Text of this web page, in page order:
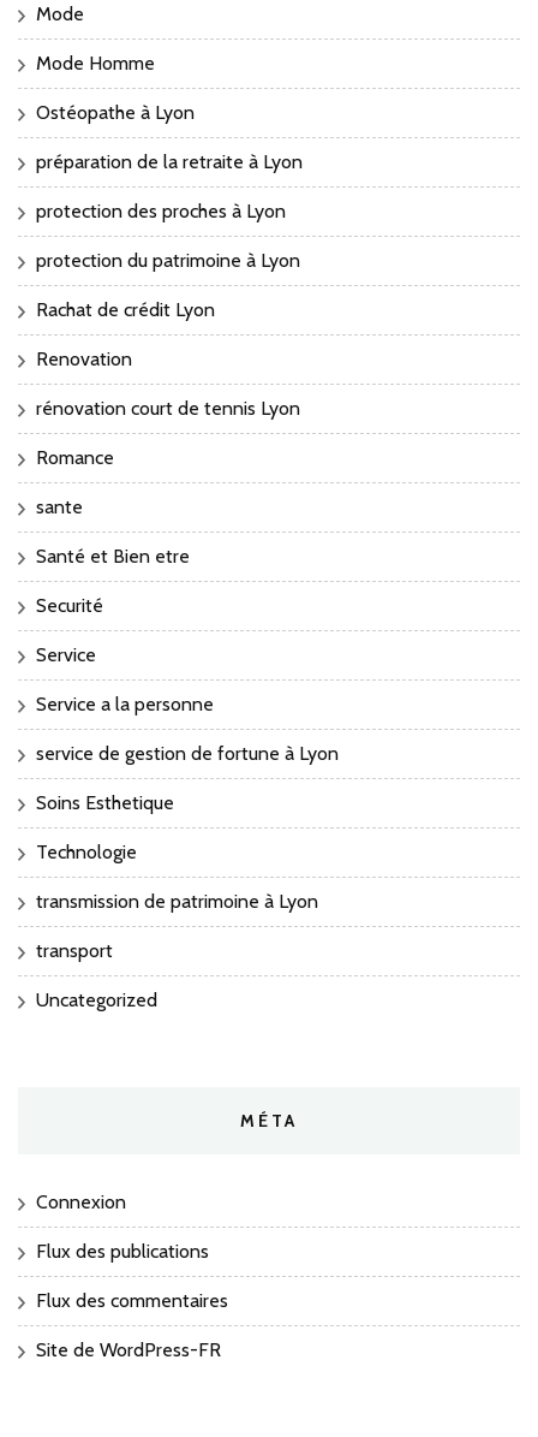
Mode
Mode Homme
Ostéopathe à Lyon
préparation de la retraite à Lyon
protection des proches à Lyon
protection du patrimoine à Lyon
Rachat de crédit Lyon
Renovation
rénovation court de tennis Lyon
Romance
sante
Santé et Bien etre
Securité
Service
Service a la personne
service de gestion de fortune à Lyon
Soins Esthetique
Technologie
transmission de patrimoine à Lyon
transport
Uncategorized
MÉTA
Connexion
Flux des publications
Flux des commentaires
Site de WordPress-FR